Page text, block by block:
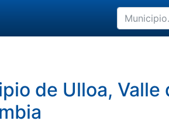
de Ulloa, Valle